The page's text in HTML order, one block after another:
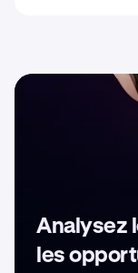
Analysez
les